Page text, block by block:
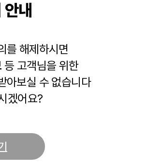
내
를 해제하시면
등 고객님을 위한
아보실 수 없습니다
겠어요?